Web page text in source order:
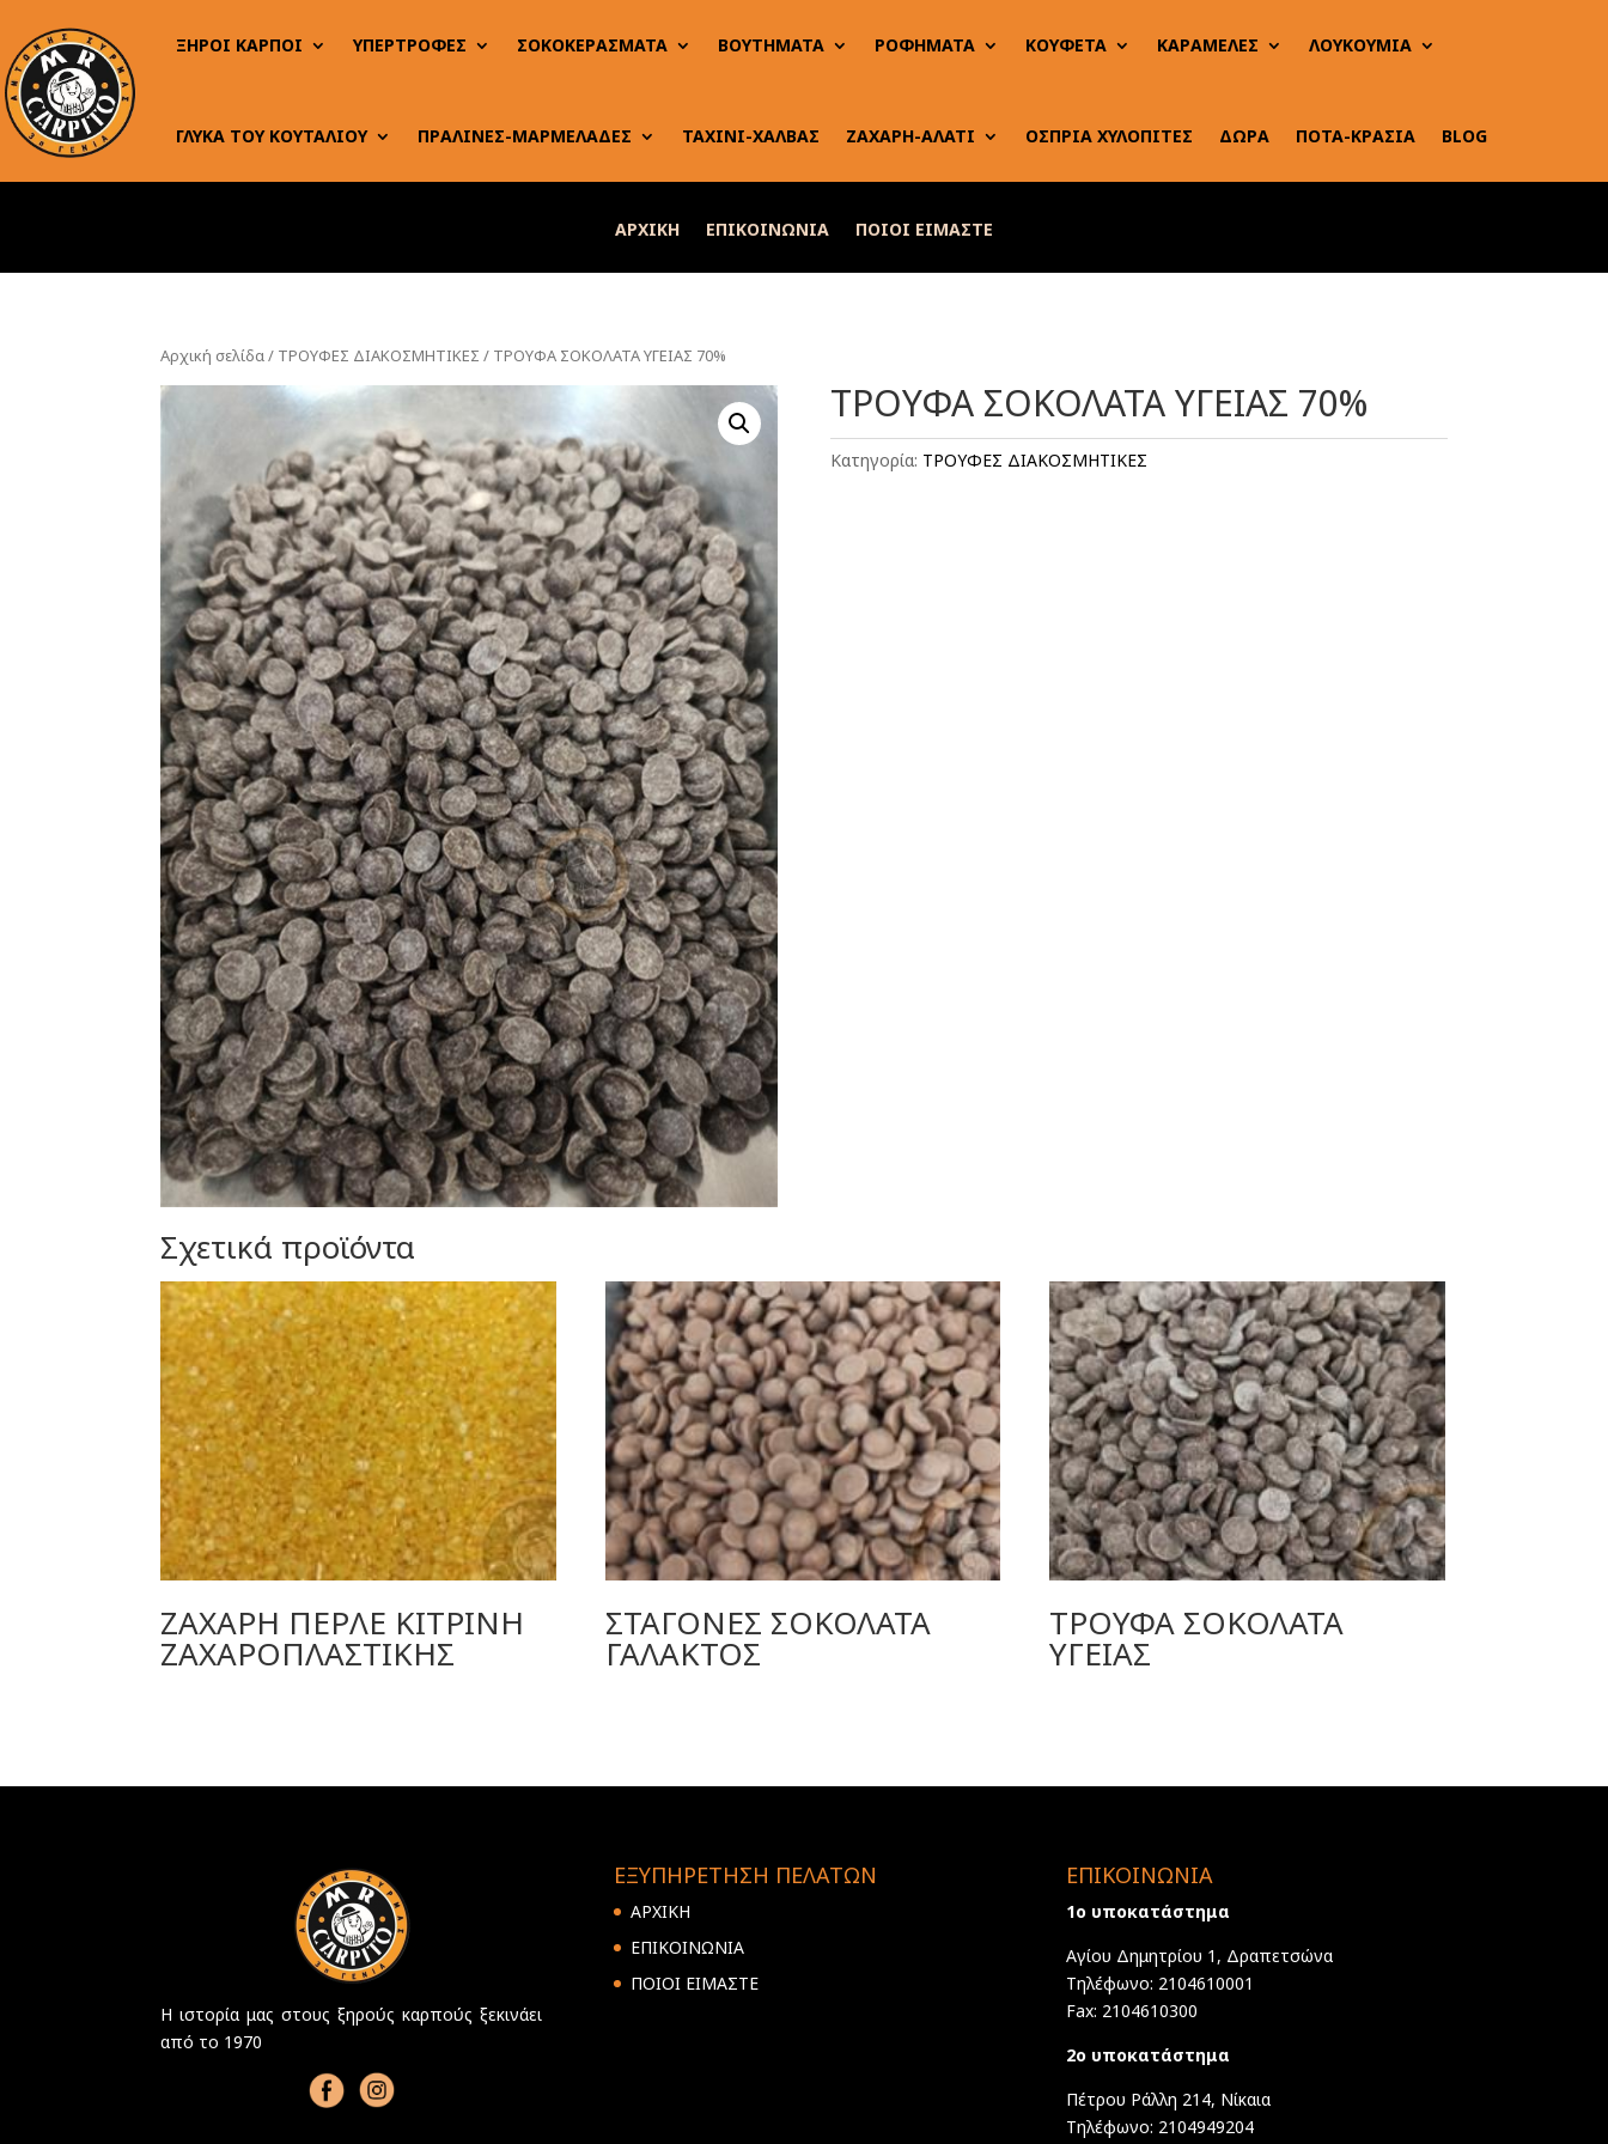
ΞΗΡΟΙ ΚΑΡΠΟΙ ΥΠΕΡΤΡΟΦΕΣ ΣΟΚΟΚΕΡΑΣΜΑΤΑ ΒΟΥΤΗΜΑΤΑ ΡΟΦΗΜΑΤΑ ΚΟΥΦΕΤΑ ΚΑΡΑΜΕΛΕΣ ΛΟΥΚΟΥΜΙΑ
ΓΛΥΚΑ ΤΟΥ ΚΟΥΤΑΛΙΟΥ ΠΡΑΛΙΝΕΣ-ΜΑΡΜΕΛΑΔΕΣ ΤΑΧΙΝΙ-ΧΑΛΒΑΣ ΖΑΧΑΡΗ-ΑΛΑΤΙ ΟΣΠΡΙΑ ΧΥΛΟΠΙΤΕΣ ΔΩΡΑ ΠΟΤΑ-ΚΡΑΣΙΑ BLOG
ΑΡΧΙΚΗ ΕΠΙΚΟΙΝΩΝΙΑ ΠΟΙΟΙ ΕΙΜΑΣΤΕ
Αρχική σελίδα/ ΤΡΟΥΦΕΣ ΔΙΑΚΟΣΜΗΤΙΚΕΣ / ΤΡΟΥΦΑ ΣΟΚΟΛΑΤΑ ΥΓΕΙΑΣ 70%
ΤΡΟΥΦΑ ΣΟΚΟΛΑΤΑ ΥΓΕΙΑΣ 70%
Κατηγορία: ΤΡΟΥΦΕΣ ΔΙΑΚΟΣΜΗΤΙΚΕΣ
Σχετικά προϊόντα
ΖΑΧΑΡΗ ΠΕΡΛΕ ΚΙΤΡΙΝΗ
ΖΑΧΑΡΟΠΛΑΣΤΙΚΗΣ
ΣΤΑΓΟΝΕΣ ΣΟΚΟΛΑΤΑ
ΓΑΛΑΚΤΟΣ
ΤΡΟΥΦΑ ΣΟΚΟΛΑΤΑ
ΥΓΕΙΑΣ
Η ιστορία μας στους ξηρούς καρπούς ξεκινάει
από το 1970
ΕΞΥΠΗΡΕΤΗΣΗ ΠΕΛΑΤΩΝ
ΑΡΧΙΚΗ
ΕΠΙΚΟΙΝΩΝΙΑ
ΠΟΙΟΙ ΕΙΜΑΣΤΕ
ΕΠΙΚΟΙΝΩΝΙΑ
1ο υποκατάστημα
Αγίου Δημητρίου 1, Δραπετσώνα
Τηλέφωνο: 2104610001
Fax: 2104610300
2ο υποκατάστημα
Πέτρου Ράλλη 214, Νίκαια
Τηλέφωνο: 2104949204